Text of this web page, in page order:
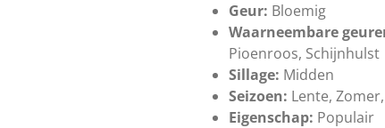
Geur: Bloemig
Waarneembare
Pioenroos, Schijnhulst
Sillage: Midden
Seizoen: Lente,
Eigenschap: Populair